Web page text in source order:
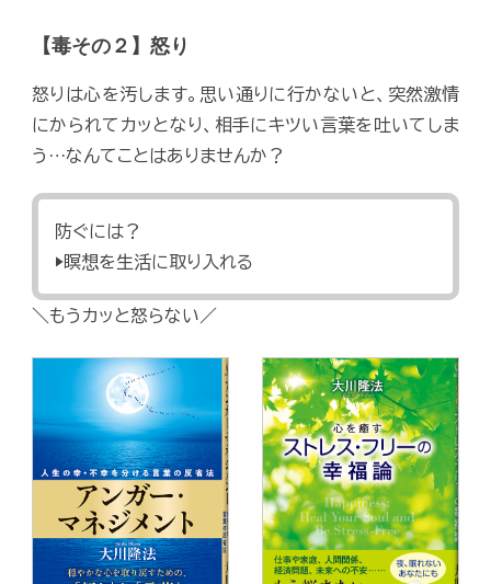
【毒その２】怒り
怒りは心を汚します。思い通りに行かないと、突然激情
にかられてカッとなり、相手にキツい言葉を吐いてしま
う…なんてことはありませんか？
防ぐには？
▶瞑想を生活に取り入れる
＼もうカッと怒らない／